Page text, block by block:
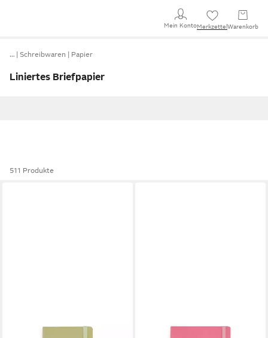
Mein KontoMerkzettel Warenkorb
… Schreibwaren Papier
Liniertes Briefpapier
511 Produkte
Briefpapier Notizbuch A5 Soft
Briefpapier Notizbuch Soft